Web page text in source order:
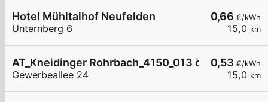
0,66 €/kWh
15,0 km
Hotel Mühltalhof Neufelden
Unternberg 6
0,53 €/kWh
15,0 km
AT_Kneidinger Rohrbach_4150_013 öffentlich
Gewerbeallee 24